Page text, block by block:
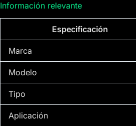
Información relevante
Especificación
Marca
Modelo
Tipo
Aplicación